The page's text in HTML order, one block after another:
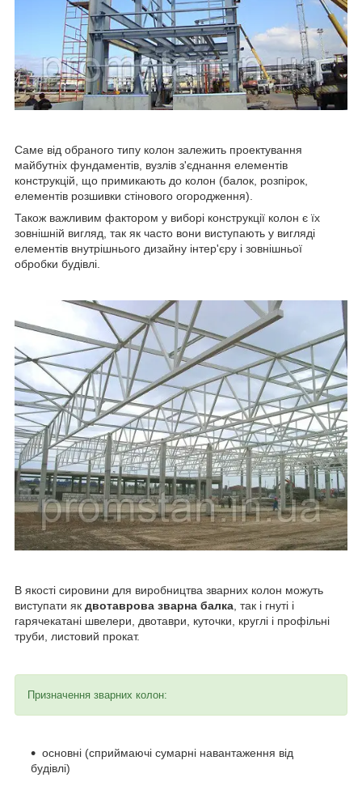
Саме від обраного типу колон залежить проектування
майбутніх фундаментів, вузлів з'єднання елементів
конструкцій, що примикають до колон (балок, розпірок,
елементів розшивки стінового огородження).
Також важливим фактором у виборі конструкції колон є їх
зовнішній вигляд, так як часто вони виступають у вигляді
елементів внутрішнього дизайну інтер'єру і зовнішньої
обробки будівлі.
В якості сировини для виробництва зварних колон можуть
виступати як двотаврова зварна балка, так і гнуті і
гарячекатані швелери, двотаври, куточки, круглі і профільні
труби, листовий прокат.
Призначення зварних колон:
основні (сприймаючі сумарні навантаження від
будівлі)